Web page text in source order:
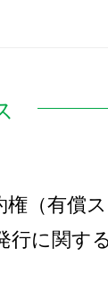
権（有償
行に関す